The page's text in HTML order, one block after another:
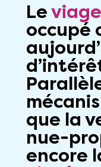
Le
occupé
que la
nue-
encore